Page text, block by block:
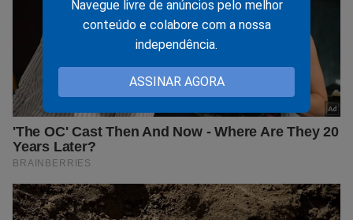
Navegue livre de anúncios pelo melhor
conteúdo e colabore com a nossa
independência.
ASSINAR AGORA